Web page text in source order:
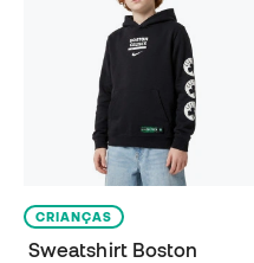
CRIANÇAS
Sweatshirt Boston